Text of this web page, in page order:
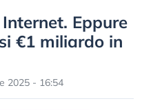
Eppure
€1 miliardo in
2025 - 16:54